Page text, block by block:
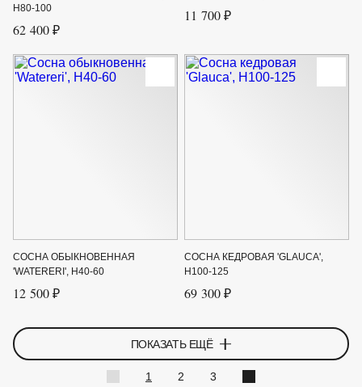
H80-100
62 400 ₽
11 700 ₽
СОСНА ОБЫКНОВЕННАЯ
'WATERERI', H40-60
12 500 ₽
СОСНА КЕДРОВАЯ 'GLAUCA',
H100-125
69 300 ₽
ПОКАЗАТЬ ЕЩЁ
1 2 3